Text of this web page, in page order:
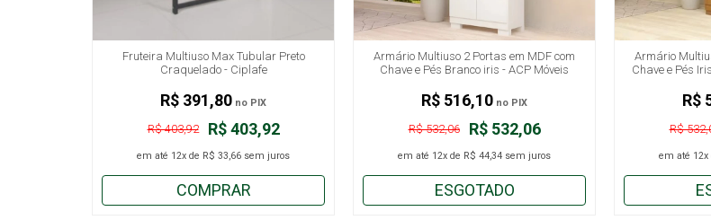
Fruteira Multiuso Max Tubular Preto
Craquelado - Ciplafe
R$ 403,92
R$ 403,92
em até 12x de R$ 33,66 sem juros
R$ 391,80 no PIX
COMPRAR
Armário Multiuso 2 Portas em MDF com
Chave e Pés Branco iris - ACP Móveis
R$ 532,06
R$ 532,06
em até 12x de R$ 44,34 sem juros
R$ 516,10 no PIX
ESGOTADO
Armário
Chave e Pés
R$
em até 12x
R$